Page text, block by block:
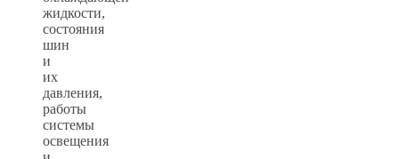
жидкости,
состояния
шин
и
их
давления,
работы
системы
освещения